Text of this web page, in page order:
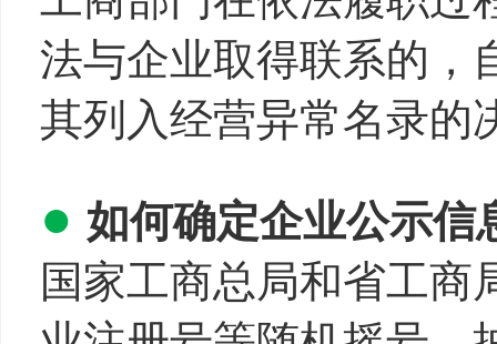
法与企业取得联系的，
其列入经营异常名录的
● 如何确定企业公示信
国家工商总局和省工商